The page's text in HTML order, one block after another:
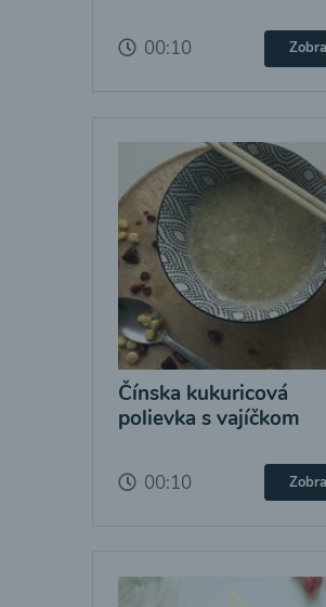
00:10
Čínska kukuricová
polievka s vajíčkom
00:10